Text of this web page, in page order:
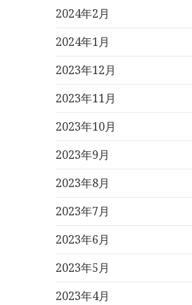
2024年2月
2024年1月
2023年12月
2023年11月
2023年10月
2023年9月
2023年8月
2023年7月
2023年6月
2023年5月
2023年4月